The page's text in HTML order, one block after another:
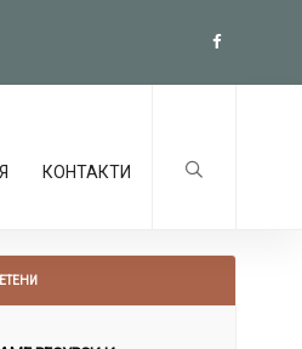
КОНТАКТИ